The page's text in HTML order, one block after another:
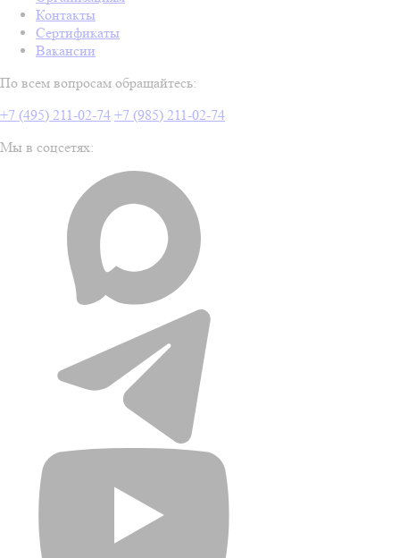
Контакты
Сертификаты
Вакансии
По всем вопросам обращайтесь:
+7 (495) 211-02-74 +7 (985) 211-02-74
Мы в соцсетях: